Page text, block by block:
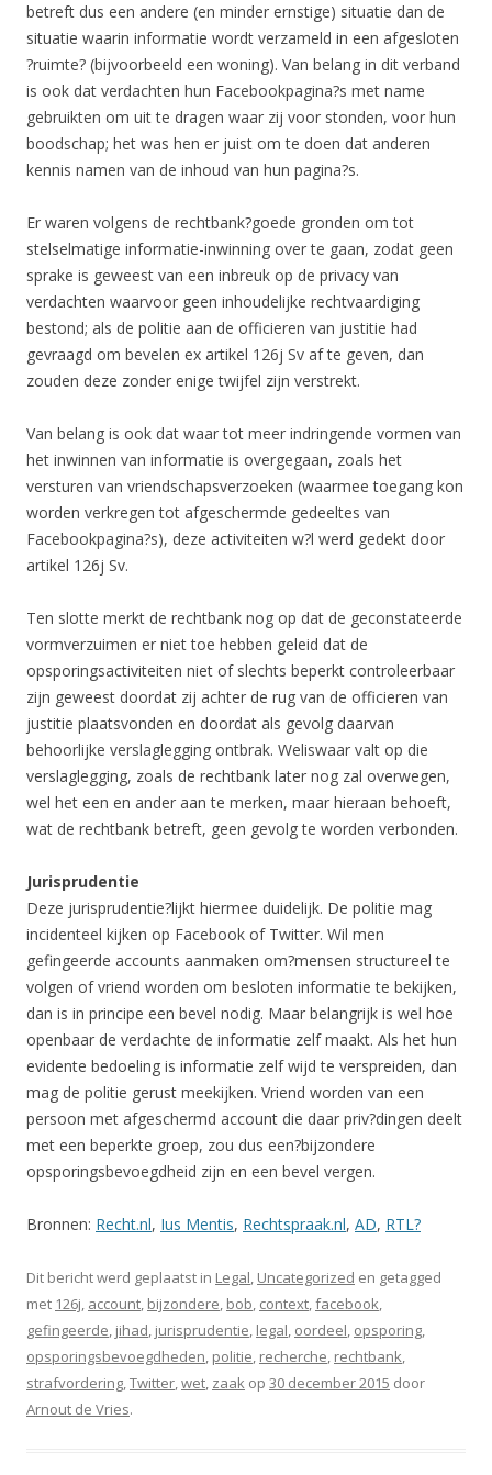
betreft dus een andere (en minder ernstige) situatie dan de
situatie waarin informatie wordt verzameld in een afgesloten
?ruimte? (bijvoorbeeld een woning). Van belang in dit verband
is ook dat verdachten hun Facebookpagina?s met name
gebruikten om uit te dragen waar zij voor stonden, voor hun
boodschap; het was hen er juist om te doen dat anderen
kennis namen van de inhoud van hun pagina?s.
Er waren volgens de rechtbank?goede gronden om tot
stelselmatige informatie-inwinning over te gaan, zodat geen
sprake is geweest van een inbreuk op de privacy van
verdachten waarvoor geen inhoudelijke rechtvaardiging
bestond; als de politie aan de officieren van justitie had
gevraagd om bevelen ex artikel 126j Sv af te geven, dan
zouden deze zonder enige twijfel zijn verstrekt.
Van belang is ook dat waar tot meer indringende vormen van
het inwinnen van informatie is overgegaan, zoals het
versturen van vriendschapsverzoeken (waarmee toegang kon
worden verkregen tot afgeschermde gedeeltes van
Facebookpagina?s), deze activiteiten w?l werd gedekt door
artikel 126j Sv.
Ten slotte merkt de rechtbank nog op dat de geconstateerde
vormverzuimen er niet toe hebben geleid dat de
opsporingsactiviteiten niet of slechts beperkt controleerbaar
zijn geweest doordat zij achter de rug van de officieren van
justitie plaatsvonden en doordat als gevolg daarvan
behoorlijke verslaglegging ontbrak. Weliswaar valt op die
verslaglegging, zoals de rechtbank later nog zal overwegen,
wel het een en ander aan te merken, maar hieraan behoeft,
wat de rechtbank betreft, geen gevolg te worden verbonden.
Jurisprudentie
Deze jurisprudentie?lijkt hiermee duidelijk. De politie mag
incidenteel kijken op Facebook of Twitter. Wil men
gefingeerde accounts aanmaken om?mensen structureel te
volgen of vriend worden om besloten informatie te bekijken,
dan is in principe een bevel nodig. Maar belangrijk is wel hoe
openbaar de verdachte de informatie zelf maakt. Als het hun
evidente bedoeling is informatie zelf wijd te verspreiden, dan
mag de politie gerust meekijken. Vriend worden van een
persoon met afgeschermd account die daar priv?dingen deelt
met een beperkte groep, zou dus een?bijzondere
opsporingsbevoegdheid zijn en een bevel vergen.
Bronnen: Recht.nl, Ius Mentis, Rechtspraak.nl, AD, RTL?
Dit bericht werd geplaatst in Legal, Uncategorized en getagged
met 126j, account, bijzondere, bob, context,facebook,
gefingeerde, jihad, jurisprudentie, legal, oordeel, opsporing,
opsporingsbevoegdheden, politie, recherche, rechtbank,
strafvordering,Twitter,wet, zaak op 30 december 2015 door
Arnout de Vries.